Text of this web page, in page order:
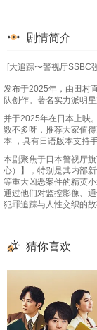
剧情简介
[大追踪〜警视厅SSBC
发布于2025年，由田村
队创作。著名实力派明星
并于2025年在日本上映
数不多呀，推荐大家值
本 ，具有日语版本支持
本剧聚焦于日本警视厅
心）】，特别是其内部
等重大凶恶案件的精英
通过他们对监控影像、
犯罪追踪与人性交织的
猜你喜欢